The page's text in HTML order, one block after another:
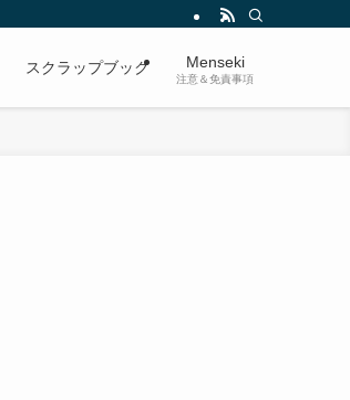
スクラップブック Menseki
注意＆免責事項